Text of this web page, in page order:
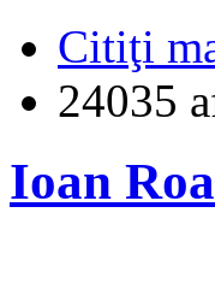
Citiţi
24035
Ioan